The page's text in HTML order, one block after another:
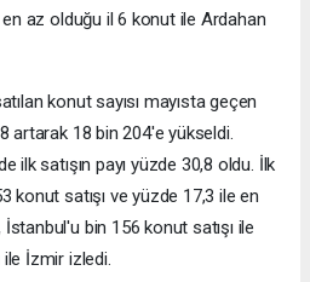
en az olduğu il 6 konut ile Ardahan
konut sayısı mayısta geçen
8 artarak 18 bin 204'e yükseldi.
ilk satışın payı yüzde 30,8 oldu. İlk
konut satışı ve yüzde 17,3 ile en
bin 156 konut satışı ile
ile İzmir izledi.